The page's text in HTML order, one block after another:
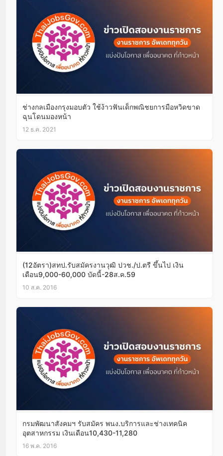
ช่างกลเมืองกรุงมอบตัว ใช้ง้าวฟันเด็กพณิชยการมือหวิดขาด
ฉุนโดนมองหน้า
12 ธ.ค. 2021
(12อัตรา)สทป.รับสมัครงานวุฒิ ปวช./ป.ตรี ขึ้นไป เงิน
เดือน9,000-60,000 บัดนี้-28ส.ค.59
10 ส.ค. 2016
กรมพัฒนาสังคมฯ รับสมัคร พนง.บริการและช่างเทคนิค
อุตสาหกรรม เงินเดือน10,430-11,280
16 พ.ค. 2016